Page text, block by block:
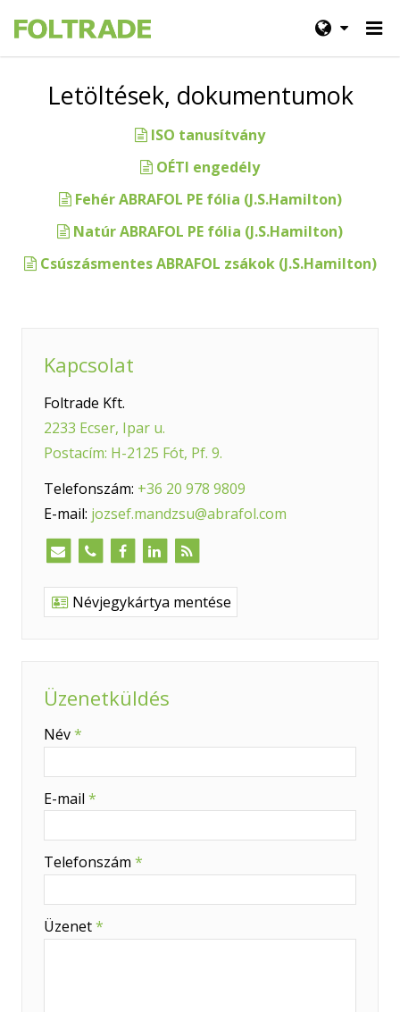
Letöltések, dokumentumok
ISO tanusítvány
OÉTI engedély
Fehér ABRAFOL PE fólia (J.S.Hamilton)
Natúr ABRAFOL PE fólia (J.S.Hamilton)
Csúszásmentes ABRAFOL zsákok (J.S.Hamilton)
Kapcsolat
Foltrade Kft.
2233 Ecser, Ipar u.
Postacím: H-2125 Fót, Pf. 9.
Telefonszám: +36 20 978 9809
E-mail: jozsef.mandzsu@abrafol.com
Névjegykártya mentése
Üzenetküldés
-
Név*
E-mail *
Telefonszám *
Üzenet*